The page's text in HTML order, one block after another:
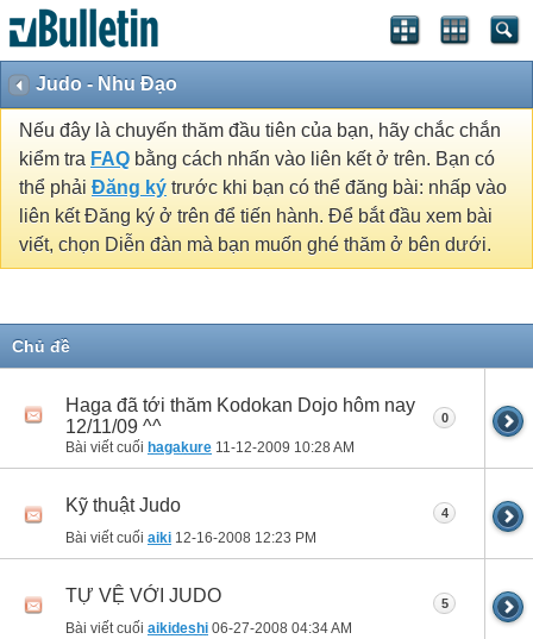
Judo - Nhu Đạo
Nếu đây là chuyến thăm đầu tiên của bạn, hãy chắc chắn
kiểm tra FAQ bằng cách nhấn vào liên kết ở trên. Bạn có
thể phải Đăng ký trước khi bạn có thể đăng bài: nhấp vào
liên kết Đăng ký ở trên để tiến hành. Để bắt đầu xem bài
viết, chọn Diễn đàn mà bạn muốn ghé thăm ở bên dưới.
Chủ đề
Haga đã tới thăm Kodokan Dojo hôm nay
12/11/09 ^^
Bài viết cuối hagakure 11-12-2009 10:28 AM
0
Kỹ thuật Judo
Bài viết cuối aiki 12-16-2008 12:23 PM
4
TỰ VỆ VỚI JUDO
Bài viết cuối aikideshi 06-27-2008 04:34 AM
5